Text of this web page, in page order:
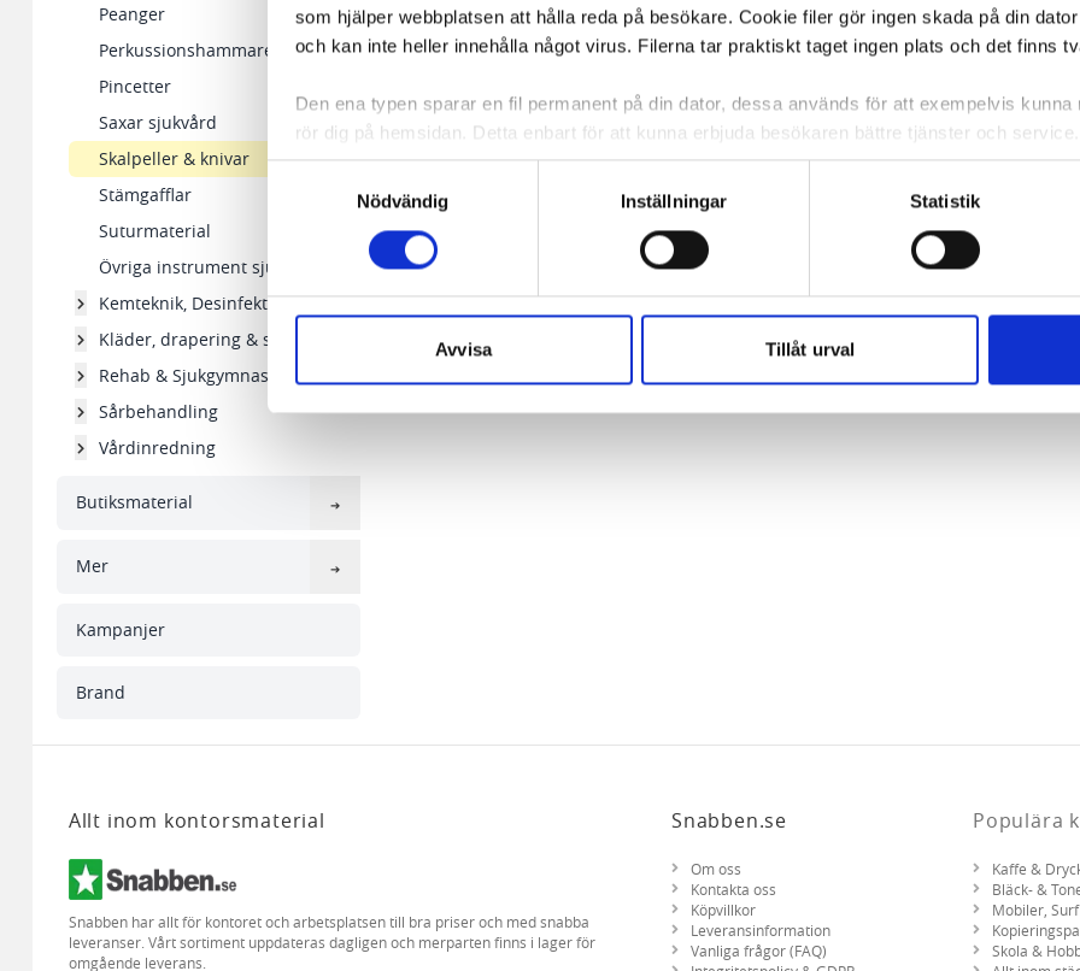
som hjälper webbplatsen att hålla reda på besökare. Cookie filer gör ingen skada på din
och kan inte heller innehålla något virus. Filerna tar praktiskt taget ingen plats och det finns
Den ena typen sparar en fil permanent på din dator, dessa används för att exempelvis
rör dig på hemsidan. Detta enbart för att kunna erbjuda besökaren bättre tjänster och
de flesta webbläsare har funktioner för detta. Informationen som sparas på din dator är
någon koppling till personlig information, alltså helt anonymt.
Den andra typen av cookies som vanligtvis används är session cookies. Under tiden du är
Samtyckesval
Nödvändig
Inställningar Statistik
Avvisa Tillåt urval
Peanger
Perkussionshammare
Pincetter
Saxar sjukvård
Skalpeller & knivar
Stämgafflar
Suturmaterial
Övriga instrument sjukvård
Kemteknik, Desinfektion
Kläder, drapering & skydd
Rehab & Sjukgymnastik
Sårbehandling
Vårdinredning
Butiksmaterial
Mer
Kampanjer
Brand
Allt inom kontorsmaterial
Snabben har allt för kontoret och arbetsplatsen till bra priser och med snabba
leveranser. Vårt sortiment uppdateras dagligen och merparten finns i lager för
omgående leverans.
Snabben.se
Om oss
Kontakta oss
Köpvillkor
Leveransinformation
Vanliga frågor (FAQ)
Populära
Kaffe &
Bläck- &
Mobiler,
Skola &